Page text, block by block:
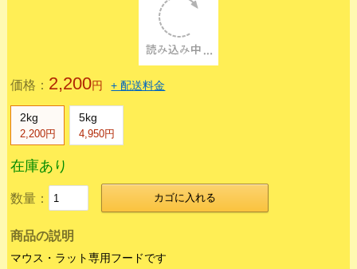
価格：2,200